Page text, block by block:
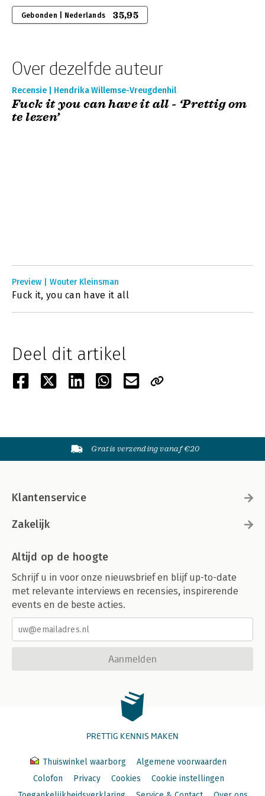
Gebonden | Nederlands 35,95
Over dezelfde auteur
Recensie | Hendrika Willemse-Vreugdenhil
Fuck it you can have it all - ‘Prettig om
te lezen’
Preview | Wouter Kleinsman
Fuck it, you can have it all
Deel dit artikel
Gratis verzending vanaf €20
Klantenservice
Zakelijk
Altijd op de hoogte
Schrijf u in voor onze nieuwsbrief en blijf up-to-date
met relevante interviews en recensies, inspirerende
events en de beste acties.
Aanmelden
PRETTIG KENNIS MAKEN
Thuiswinkel waarborg
Algemene voorwaarden
Colofon
Privacy Cookies
Cookie instellingen